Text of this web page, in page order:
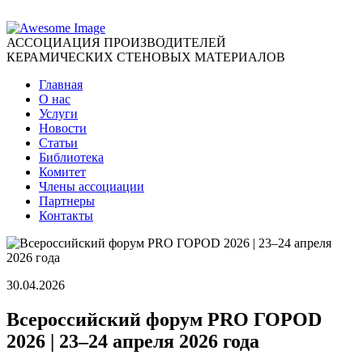
АССОЦИАЦИЯ ПРОИЗВОДИТЕЛЕЙ
КЕРАМИЧЕСКИХ СТЕНОВЫХ МАТЕРИАЛОВ
Главная
О нас
Услуги
Новости
Статьи
Библиотека
Комитет
Члены ассоциации
Партнеры
Контакты
30.04.2026
Всероссийский форум PRO ГОРОD
2026 | 23–24 апреля 2026 года